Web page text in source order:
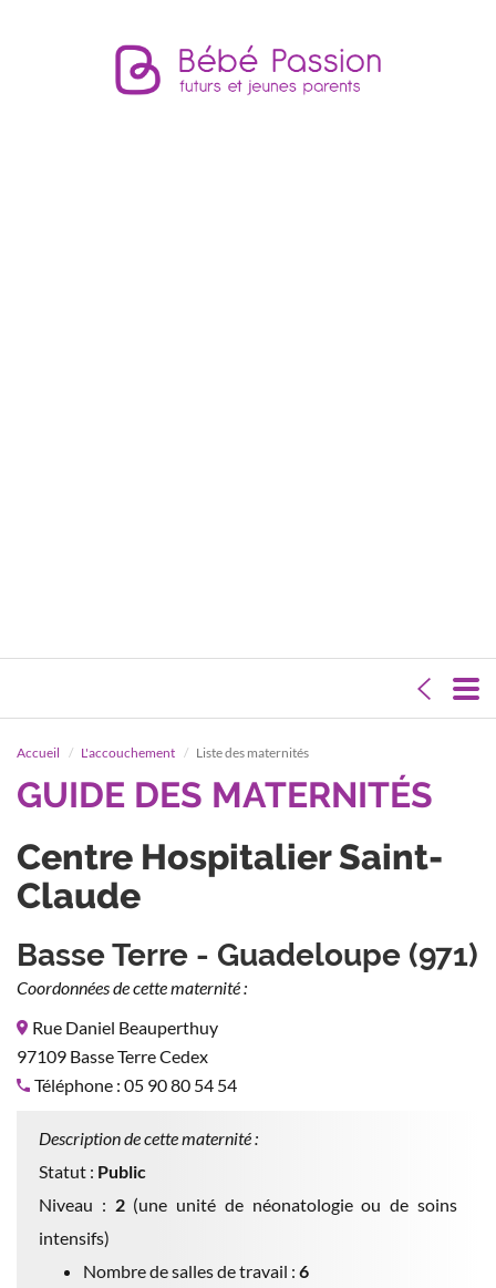
Accueil L'accouchement Liste des maternités
GUIDE DES MATERNITÉS
Centre Hospitalier Saint-
Claude
Basse Terre - Guadeloupe (971)
Coordonnées de cette maternité :
Rue Daniel Beauperthuy
97109 Basse Terre Cedex
Téléphone : 05 90 80 54 54
Description de cette maternité :
Statut : Public
Niveau : 2(une unité de néonatologie ou de soins
intensifs)
Nombre de salles de travail : 6